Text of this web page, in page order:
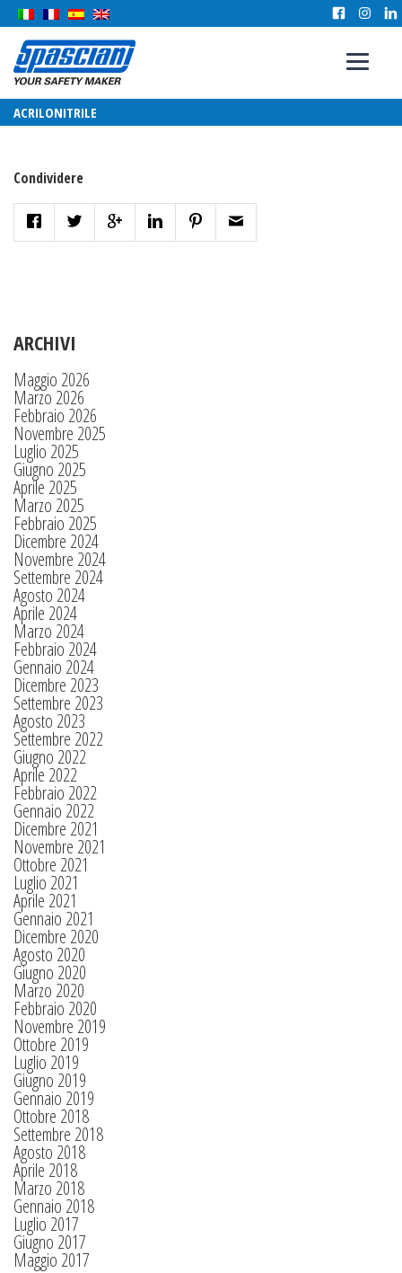
ACRILONITRILE
Condividere
ARCHIVI
Maggio 2026
Marzo 2026
Febbraio 2026
Novembre 2025
Luglio 2025
Giugno 2025
Aprile 2025
Marzo 2025
Febbraio 2025
Dicembre 2024
Novembre 2024
Settembre 2024
Agosto 2024
Aprile 2024
Marzo 2024
Febbraio 2024
Gennaio 2024
Dicembre 2023
Settembre 2023
Agosto 2023
Settembre 2022
Giugno 2022
Aprile 2022
Febbraio 2022
Gennaio 2022
Dicembre 2021
Novembre 2021
Ottobre 2021
Luglio 2021
Aprile 2021
Gennaio 2021
Dicembre 2020
Agosto 2020
Giugno 2020
Marzo 2020
Febbraio 2020
Novembre 2019
Ottobre 2019
Luglio 2019
Giugno 2019
Gennaio 2019
Ottobre 2018
Settembre 2018
Agosto 2018
Aprile 2018
Marzo 2018
Gennaio 2018
Luglio 2017
Giugno 2017
Maggio 2017